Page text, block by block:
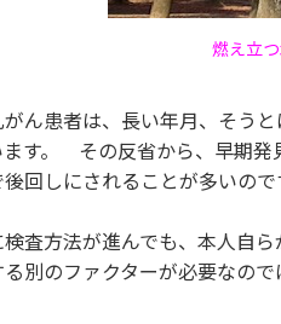
燃え立
ん患者は、長い年月、そう
す。 その反省から、早期発
回しにされることが多いの
検査方法が進んでも、本人自
別のファクターが必要なので